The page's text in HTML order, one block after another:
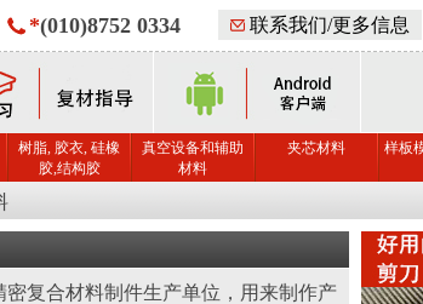
联系我们/更多信息
*(010)8752 0334
树脂, 胶衣, 硅橡
胶,结构胶
真空设备和辅助
材料
夹芯材料
样板
复合材料制件生产单位，用来制作产